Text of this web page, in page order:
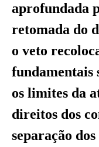
aprofundada
retomada do
o veto
os limites da
direitos dos
separação